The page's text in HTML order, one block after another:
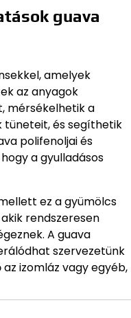
guava
amelyek
az anyagok
mérsékelhetik a
tüneteit, és segíthetik
polifenoljai és
a gyulladásos
ez a gyümölcs
rendszeresen
A guava
szervezetünk
izomláz vagy egyéb,